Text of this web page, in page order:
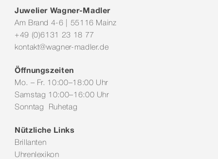
Juwelier Wagner-Madler
Am Brand 4-6 | 55116 Mainz
+49 (0)6131 23 18 77
kontakt@wagner-madler.de
Öffnungszeiten
Mo. – Fr. 10:00–18:00 Uhr
Samstag 10:00–16:00 Uhr
Sonntag Ruhetag
Nützliche Links
Brillanten
Uhrenlexikon